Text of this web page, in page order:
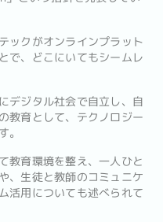
ックがオンラインプラット
で、どこにいてもシームレ
デジタル社会で自立し、自
教育として、テクノロジー
。
教育環境を整え、一人ひと
、生徒と教師のコミュニケ
活用についても述べられて